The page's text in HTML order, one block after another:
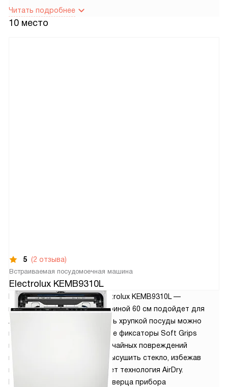
Читать подробнее
10 место
5 (2 отзыва)
Встраиваемая посудомоечная машина
Electrolux KEMB9310L
Посудомоечная машина Electrolux KEMB9310L —
полноразмерная модель шириной 60 см подойдет для
любой кухни. За безопасность хрупкой посуды можно
не беспокоиться специальные фиксаторы Soft Grips
и Soft Spikes защитят от случайных повреждений
во время мытья. Идеально высушить стекло, избежав
появления разводов, поможет технология AirDry.
По завершении программы дверца прибора